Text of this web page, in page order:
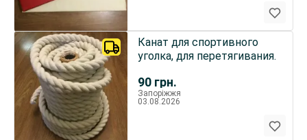
90 грн.
Канат для спортивного
уголка, для перетягивания.
Запоріжжя
03.08.2026